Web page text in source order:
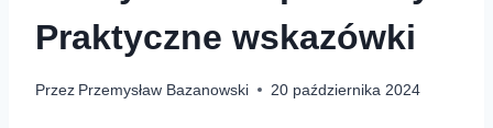
Praktyczne wskazówki
Przez Przemysław Bazanowski 20 października 2024